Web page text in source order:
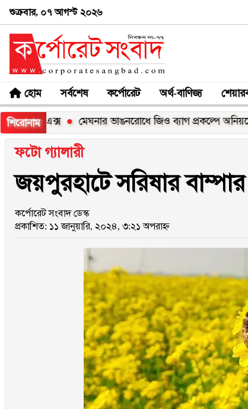
শুক্রবার, ০৭ আগস্ট ২০২৬
হোম সর্বশেষ কর্পোরেট অর্থ-বাণিজ্য
শিরোনামমেঘনার ভাঙনরোধে জিও ব্যাগ প্রকল্পে অনিয়মের
ফটো গ্যালারী
জয়পুরহাটে সরিষার
কর্পোরেট সংবাদ ডেস্ক
প্রকাশিত: ১১ জানুয়ারি, ২০২৪, ৩:২১ অপরাহ্ন